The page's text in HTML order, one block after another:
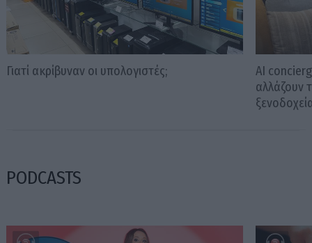
Γιατί ακρίβυναν οι υπολογιστές;
AI
αλλάζουν
PODCASTS